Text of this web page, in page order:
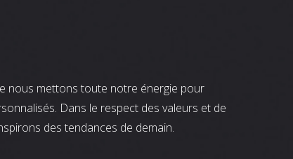
nous mettons toute notre énergie pour
Dans le respect des valeurs et de
des tendances de demain.